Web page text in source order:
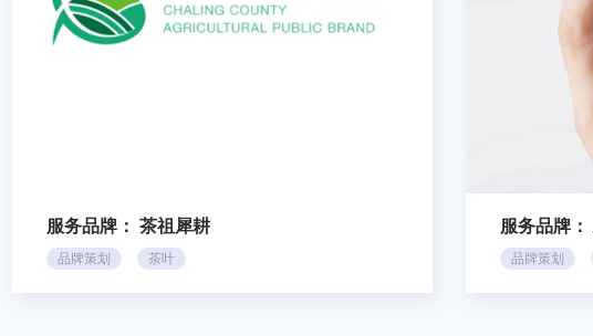
服务品牌： 茶祖犀耕
品牌策划 茶叶
服务品牌：
品牌策划